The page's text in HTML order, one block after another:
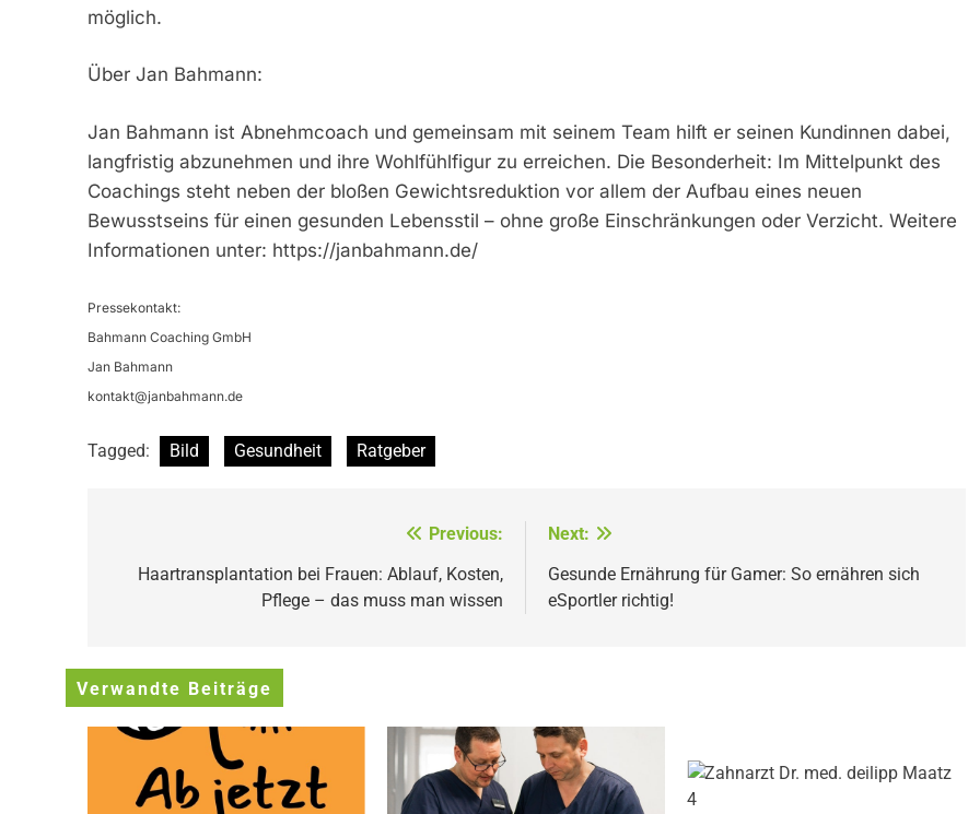
möglich.
Über Jan Bahmann:
Jan Bahmann ist Abnehmcoach und gemeinsam mit seinem Team hilft er seinen Kundinnen dabei,
langfristig abzunehmen und ihre Wohlfühlfigur zu erreichen. Die Besonderheit: Im Mittelpunkt des
Coachings steht neben der bloßen Gewichtsreduktion vor allem der Aufbau eines neuen
Bewusstseins für einen gesunden Lebensstil – ohne große Einschränkungen oder Verzicht. Weitere
Informationen unter: https://janbahmann.de/
Pressekontakt:
Bahmann Coaching GmbH
Jan Bahmann
kontakt@janbahmann.de
Tagged: Bild Gesundheit Ratgeber
Previous:
Haartransplantation bei Frauen: Ablauf, Kosten,
Pflege – das muss man wissen
Next:
Gesunde Ernährung für Gamer: So ernähren sich
eSportler richtig!
Verwandte Beiträge